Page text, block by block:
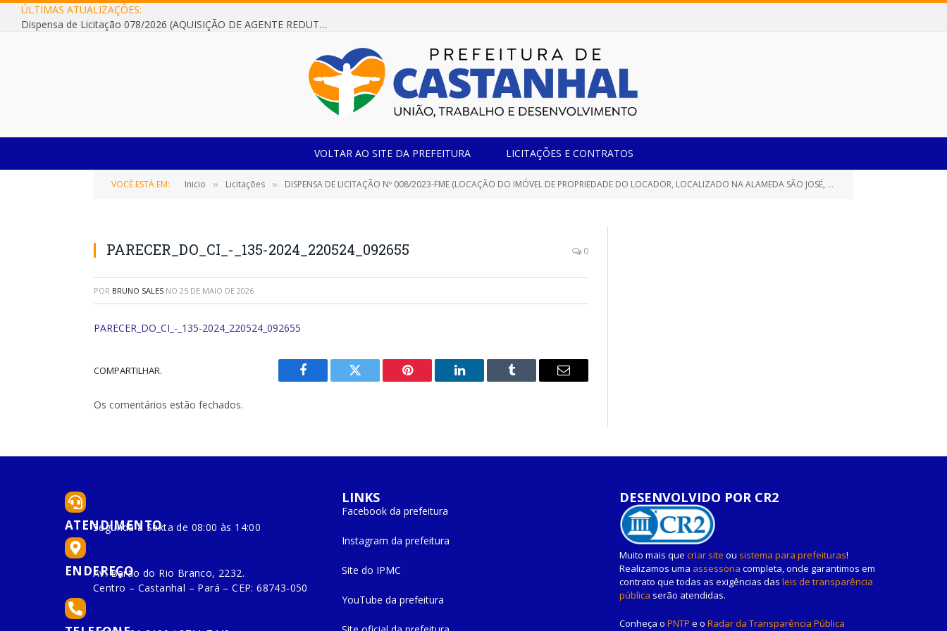
ÚLTIMAS ATUALIZAÇÕES:
Dispensa de Licitação 078/2026 (AQUISIÇÃO DE AGENTE REDUTOR LÍQUIDO AUTOMOTIVO – ARLA 32, PARA ATENDER A FROTA OFICIAL DE VEÍCULOS DA SECRETARIA MUNICIPAL DE EDUCAÇÃO DO MUNICÍPIO DE CASTANHAL/PA)
VOLTAR AO SITE DA PREFEITURA LICITAÇÕES E CONTRATOS
VOCÊ ESTÁ EM: Inicio » Licitações » DISPENSA DE LICITAÇÃO Nº 008/2023-FME (LOCAÇÃO DO IMÓVEL DE PROPRIEDADE DO LOCADOR, LOCALIZADO NA ALAMEDA SÃO JOSÉ, Nº 345, SAUDADE II, NA CIDADE DE CASTANHAL/PA)
PARECER_DO_CI_-_135-2024_220524_092655 0
POR BRUNO SALES NO 25 DE MAIO DE 2026
PARECER_DO_CI_-_135-2024_220524_092655
COMPARTILHAR.
Facebook Twitter Pinterest
O
Tumblr
E-
Os comentários estão fechados.
ATENDIMENTO
Segunda à Sexta de 08:00 às 14:00
ENDEREÇO
Av. Barão do Rio Branco, 2232.
Centro – Castanhal – Pará – CEP: 68743-050
LINKS
Facebook da prefeitura
Instagram da prefeitura
Site do IPMC
YouTube da prefeitura
DESENVOLVIDO POR CR2
Muito mais que criar site ou sistema para prefeituras!
Realizamos uma assessoria completa, onde garantimos em
contrato que todas as exigências das leis de transparência
pública serão atendidas.
Conheça o PNTP e o Radar da Transparência Pública